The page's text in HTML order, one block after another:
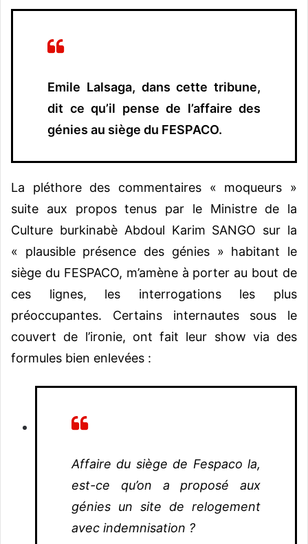
Emile Lalsaga, dans cette tribune,
dit ce qu’il pense de l’affaire des
génies au siège du FESPACO.
La pléthore des commentaires « moqueurs »
suite aux propos tenus par le Ministre de la
Culture burkinabè Abdoul Karim SANGO sur la
« plausible présence des génies » habitant le
siège du FESPACO, m’amène à porter au bout de
ces lignes, les interrogations les plus
préoccupantes. Certains internautes sous le
couvert de l’ironie, ont fait leur show via des
formules bien enlevées :
Affaire du siège de Fespaco la,
est-ce qu’on a proposé aux
génies un site de relogement
avec indemnisation ?